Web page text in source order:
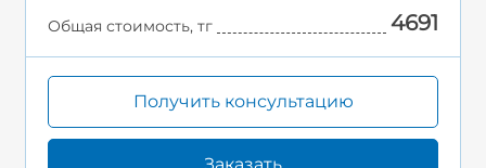
Общая стоимость, тг 4691
Получить консультацию